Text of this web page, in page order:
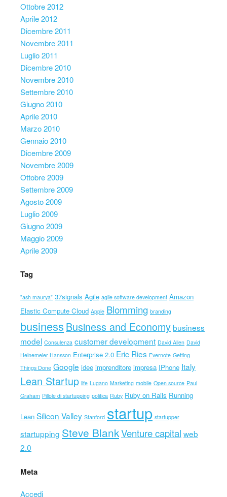
Ottobre 2012
Aprile 2012
Dicembre 2011
Novembre 2011
Luglio 2011
Dicembre 2010
Novembre 2010
Settembre 2010
Giugno 2010
Aprile 2010
Marzo 2010
Gennaio 2010
Dicembre 2009
Novembre 2009
Ottobre 2009
Settembre 2009
Agosto 2009
Luglio 2009
Giugno 2009
Maggio 2009
Aprile 2009
Tag
"ash maurya" 37signals Agile agile software development Amazon
Elastic Compute Cloud Apple Blomming branding
business Business and Economybusiness
model Consulenza customer development David Allen David
Heinemeier Hansson Enterprise 2.0 Eric Ries Evernote Getting
Things Done Google idee imprenditore impresa IPhone Italy
Lean Startup life Lugano Marketing mobile Open source Paul
Graham Pillole di startupping politica Ruby Ruby on Rails Running
Lean Silicon Valley Stanford startup startupper
startupping Steve BlankVenture capital web
2.0
Meta
Accedi